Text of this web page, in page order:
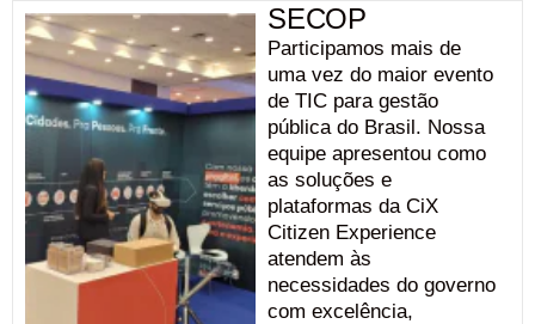
SECOP
Participamos mais de
uma vez do maior evento
de TIC para gestão
pública do Brasil. Nossa
equipe apresentou como
as soluções e
plataformas da CiX
Citizen Experience
atendem às
necessidades do governo
com excelência,